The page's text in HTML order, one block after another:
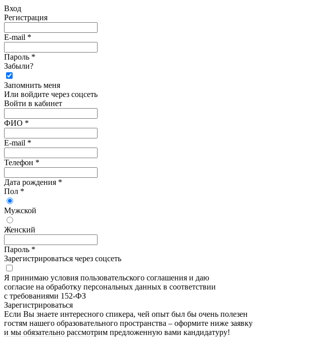
Вход
Регистрация
E-mail *
Пароль *
Забыли?
Запомнить меня
Или войдите через соцсеть
Войти в кабинет
ФИО *
E-mail *
Телефон *
Дата рождения *
Пол *
Мужской
Женский
Пароль *
Зарегистрироваться через соцсеть
Я принимаю условия пользовательского соглашения и даю
согласие на обработку персональных данных в соответствии
с требованиями 152-ФЗ
Зарегистрироватьcя
Если Вы знаете интересного спикера, чей опыт был бы очень полезен
гостям нашего образовательного пространства – оформите ниже заявку
и мы обязательно рассмотрим предложенную вами кандидатуру!